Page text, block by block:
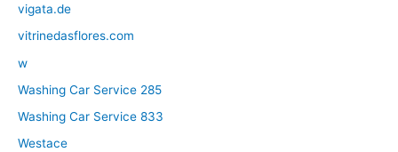
vigata.de
vitrinedasflores.com
w
Washing Car Service 285
Washing Car Service 833
Westace